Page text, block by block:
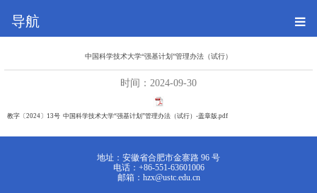
导航
中国科学技术大学“强基计划”管理办法（试行）
时间：2024-09-30
教字〔2024〕13号 中国科学技术大学“强基计划”管理办法（试行）-盖章版.pdf
地址：安徽省合肥市金寨路 96 号
电话：+86-551-63601006
邮箱：hzx@ustc.edu.cn